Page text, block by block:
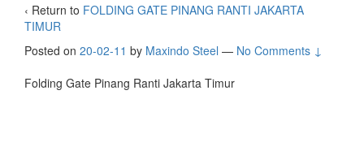
‹ Return to FOLDING GATE PINANG RANTI JAKARTA
TIMUR
Posted on 20-02-11 by Maxindo Steel — No Comments ↓
Folding Gate Pinang Ranti Jakarta Timur